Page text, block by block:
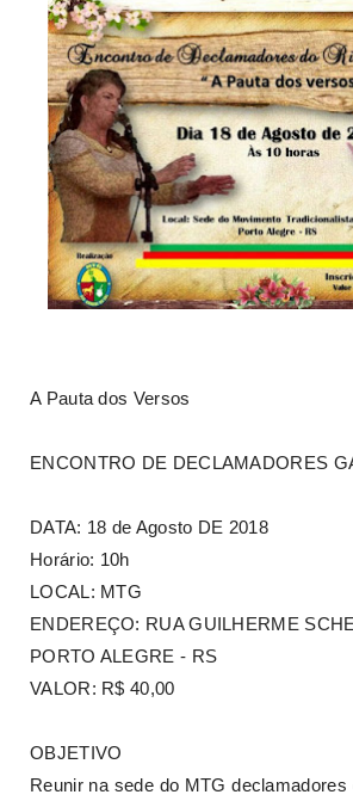
A Pauta dos Versos
ENCONTRO DE DECLAMADORES
DATA: 18 de Agosto DE 2018
Horário: 10h
LOCAL: MTG
ENDEREÇO: RUA GUILHERME
PORTO ALEGRE - RS
VALOR: R$ 40,00
OBJETIVO
Reunir na sede do MTG